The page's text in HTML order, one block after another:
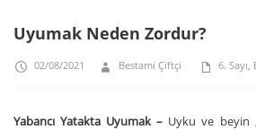
Uyumak Neden Zordur?
02/08/2021 Bestami Çiftçi 6. Sayı
Yabancı Yatakta Uyumak – Uyku ve beyin